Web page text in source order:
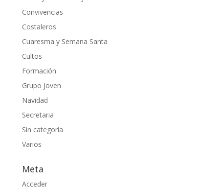
Convivencias
Costaleros
Cuaresma y Semana Santa
Cultos
Formación
Grupo Joven
Navidad
Secretaria
Sin categoría
Varios
Meta
Acceder